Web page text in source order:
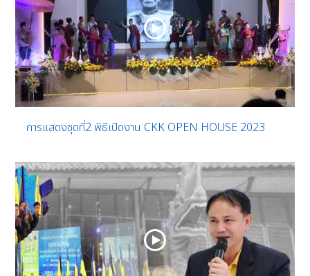
การแสดงชุดที่2 พิธีเปิดงาน CKK OPEN HOUSE 2023